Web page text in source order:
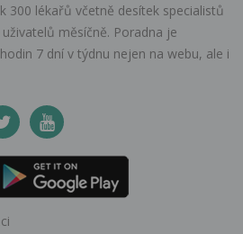
300 lékařů včetně desítek specialistů
měsíčně. Poradna je
7 dní v týdnu nejen na webu, ale i